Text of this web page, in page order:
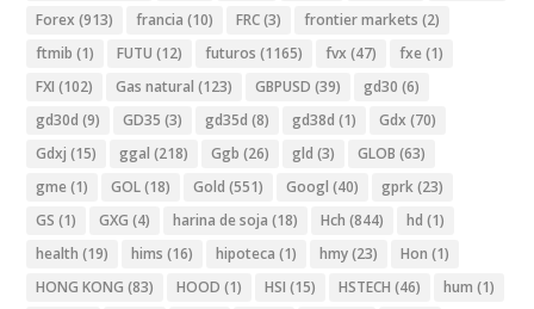
Forex (913) francia (10) FRC(3) frontier markets (2)
ftmib (1) FUTU (12) futuros (1165) fvx (47) fxe (1)
FXI (102) Gas natural (123) GBPUSD (39) gd30 (6)
gd30d (9) GD35 (3) gd35d (8) gd38d (1) Gdx (70)
Gdxj (15) ggal (218) Ggb (26) gld (3) GLOB (63)
gme (1) GOL(18) Gold (551) Googl (40) gprk(23)
GS (1) GXG (4) harina de soja (18) Hch (844) hd (1)
health (19) hims (16) hipoteca (1) hmy(23) Hon (1)
HONG KONG (83) HOOD (1) HSI (15) HSTECH (46) hum (1)